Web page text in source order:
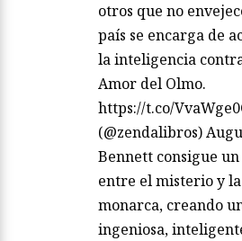
otros que no
país se encarga de
la inteligencia
Amor del Olmo.
https://t.co/
(@zendalibros)
Bennett consigue
entre el misterio y
monarca, creando
ingeniosa,